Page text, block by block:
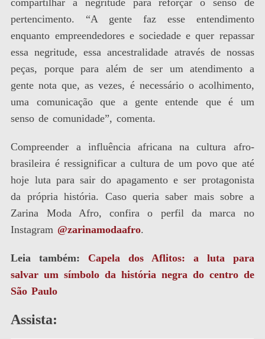
compartilhar a negritude para reforçar o senso de
pertencimento. “A gente faz esse entendimento
enquanto empreendedores e sociedade e quer repassar
essa negritude, essa ancestralidade através de nossas
peças, porque para além de ser um atendimento a
gente nota que, as vezes, é necessário o acolhimento,
uma comunicação que a gente entende que é um
senso de comunidade”, comenta.
Compreender a influência africana na cultura afro-
brasileira é ressignificar a cultura de um povo que até
hoje luta para sair do apagamento e ser protagonista
da própria história. Caso queria saber mais sobre a
Zarina Moda Afro, confira o perfil da marca no
Instagram @zarinamodaafro.
Leia também: Capela dos Aflitos: a luta para
salvar um símbolo da história negra do centro de
São Paulo
Assista: